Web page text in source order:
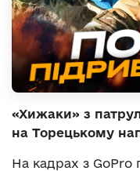
«Хижаки» з
на Торецькому
На кадрах з GoPro